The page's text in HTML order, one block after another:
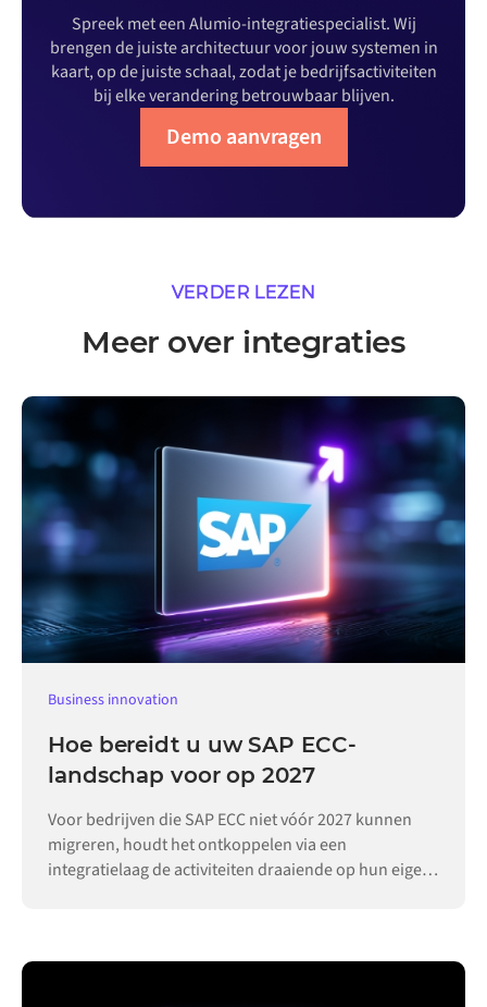
Spreek met een Alumio-integratiespecialist. Wij
brengen de juiste architectuur voor jouw systemen in
kaart, op de juiste schaal, zodat je bedrijfsactiviteiten
bij elke verandering betrouwbaar blijven.
Demo aanvragen
VERDER LEZEN
Meer over integraties
Business innovation
Hoe bereidt u uw SAP ECC-
landschap voor op 2027
Voor bedrijven die SAP ECC niet vóór 2027 kunnen
migreren, houdt het ontkoppelen via een
integratielaag de activiteiten draaiende op hun eigen